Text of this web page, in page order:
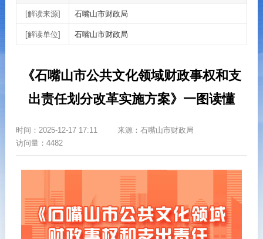
[解读来源] 石嘴山市财政局
[解读单位] 石嘴山市财政局
《石嘴山市公共文化领域财政事权和支
出责任划分改革实施方案》一图读懂
时间： 2025-12-17 17:11 来源： 石嘴山市财政局
访问量：4482